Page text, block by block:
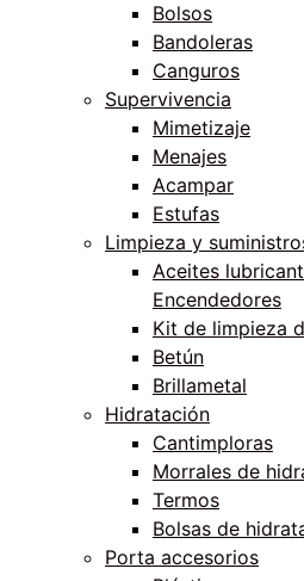
Bolsos
Bandoleras
Canguros
Supervivencia
Mimetizaje
Menajes
Acampar
Estufas
Limpieza y
Aceites
Encendedores
Kit de limpieza
Betún
Brillametal
Hidratación
Cantimploras
Morrales de
Termos
Bolsas de
Porta accesorios